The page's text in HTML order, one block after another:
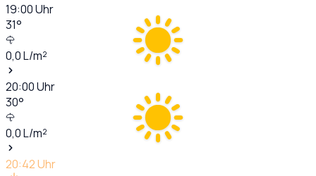
19:00Uhr
31°
0,0L/m²
20:00Uhr
30°
0,0L/m²
20:42Uhr